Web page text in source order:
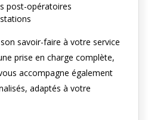
post-opératoires
savoir-faire à votre service
prise en charge complète,
accompagne également
adaptés à votre